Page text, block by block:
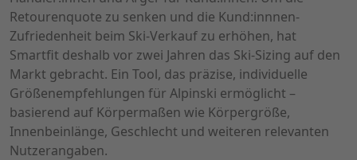
Retourenquote zu senken und die Kund:innnen-
Zufriedenheit beim Ski-Verkauf zu erhöhen, hat
Smartfit deshalb vor zwei Jahren das Ski-Sizing auf den
Markt gebracht. Ein Tool, das präzise, individuelle
Größenempfehlungen für Alpinski ermöglicht –
basierend auf Körpermaßen wie Körpergröße,
Innenbeinlänge, Geschlecht und weiteren relevanten
Nutzerangaben.